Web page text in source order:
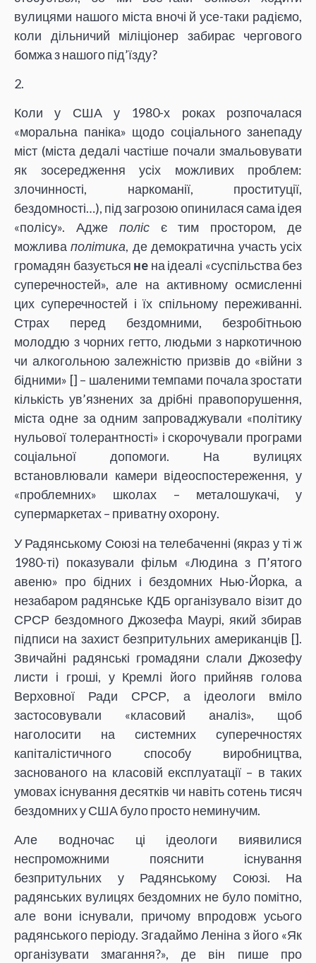
вулицями нашого міста вночі й усе-таки радіємо,
коли дільничий міліціонер забирає чергового
бомжа з нашого під’їзду?
2.
Коли у США у 1980-х роках розпочалася
«моральна паніка» щодо соціального занепаду
міст (міста дедалі частіше почали змальовувати
як зосередження усіх можливих проблем:
злочинності, наркоманії, проституції,
бездомності…), під загрозою опинилася сама ідея
«полісу». Адже полісє тим простором, де
можливаполітика, де демократична участь усіх
громадян базується нe на ідеалі «суспільства без
суперечностей», але на активному осмисленні
цих суперечностей і їх спільному переживанні.
Страх перед бездомними, безробітньою
молоддю з чорних гетто, людьми з наркотичною
чи алкогольною залежністю призвів до «війни з
бідними» [] – шаленими темпами почала зростати
кількість ув’язнених за дрібні правопорушення,
міста одне за одним запроваджували «політику
нульової толерантності» і скорочували програми
соціальної допомоги. На вулицях
встановлювали камери відеоспостереження, у
«проблемних» школах – металошукачі, у
супермаркетах – приватну охорону.
У Радянському Союзі на телебаченні (якраз у ті ж
1980-ті) показували фільм «Людина з П’ятого
авеню» про бідних і бездомних Нью-Йорка, а
незабаром радянське КДБ організувало візит до
СРСР бездомного Джозефа Маурі, який збирав
підписи на захист безпритульних американців [].
Звичайні радянські громадяни слали Джозефу
листи і гроші, у Кремлі його прийняв голова
Верховної Ради СРСР, а ідеологи вміло
застосовували «класовий аналіз», щоб
наголосити на системних суперечностях
капіталістичного способу виробництва,
заснованого на класовій експлуатації – в таких
умовах існування десятків чи навіть сотень тисяч
бездомних у США було просто неминучим.
Але водночас ці ідеологи виявилися
неспроможними пояснити існування
безпритульних у Радянському Союзі. На
радянських вулицях бездомних не було помітно,
але вони існували, причому впродовж усього
радянського періоду. Згадаймо Леніна з його «Як
організувати змагання?», де він пише про